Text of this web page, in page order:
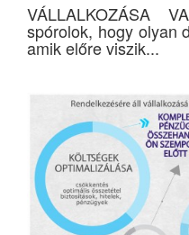
VÁLLALKOZÁSA
spórolok, hogy olyan
amik előre viszik...